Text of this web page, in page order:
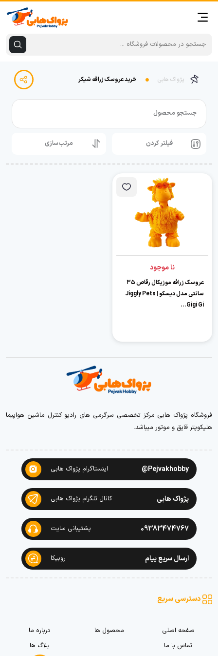
پژواک هابی خرید عروسک زرافه شیکر
جستجو محصول
فیلتر کردن مرتب‌سازی
نا موجود
عروسک زرافه موزیکال رقاص ۳۵
سانتی مدل دیسکو | Jiggly Pets
Gigi Gi...
فروشگاه پژواک هابی مرکز تخصصی سرگرمی های رادیو کنترل ماشین هواپیما
هلیکوپتر قایق و موتور میباشد.
Pejvakhobby@ اینستاگرام پژواک هابی
پژواک هابی کانال تلگرام پژواک هابی
09383474767 پشتیبانی سایت
ارسال سریع پیام روبیکا
دسترسی سریع
صفحه اصلی محصول ها
درباره ما
تماس با ما
بلاگ ها